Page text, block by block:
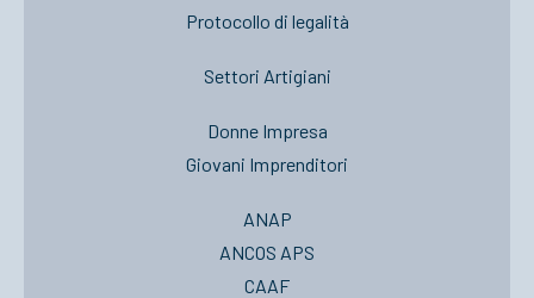
Protocollo di legalità
Settori Artigiani
Donne Impresa
Giovani Imprenditori
ANAP
ANCOS APS
CAAF